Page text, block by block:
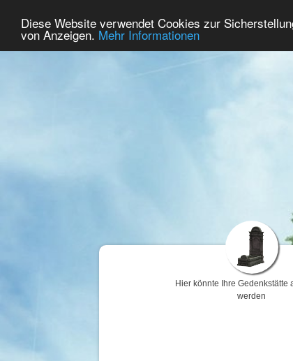
Diese Website verwendet Cookies zur
von Anzeigen. Mehr Informationen
Home Premium
Hier könnte Ihre Gedenkstätte
werden